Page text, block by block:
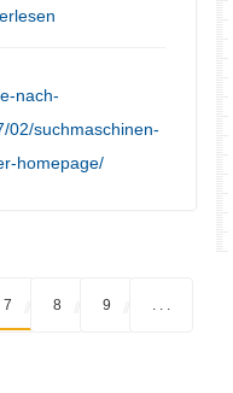
nach-
02/suchmaschinen-
homepage/
7 8 9